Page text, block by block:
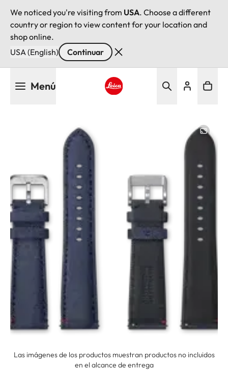
We noticed you're visiting from USA. Choose a different
country or region to view content for your location and
shop online.
USA (English)
Continuar
Menú
Las imágenes de los productos muestran productos no incluidos
en el alcance de entrega